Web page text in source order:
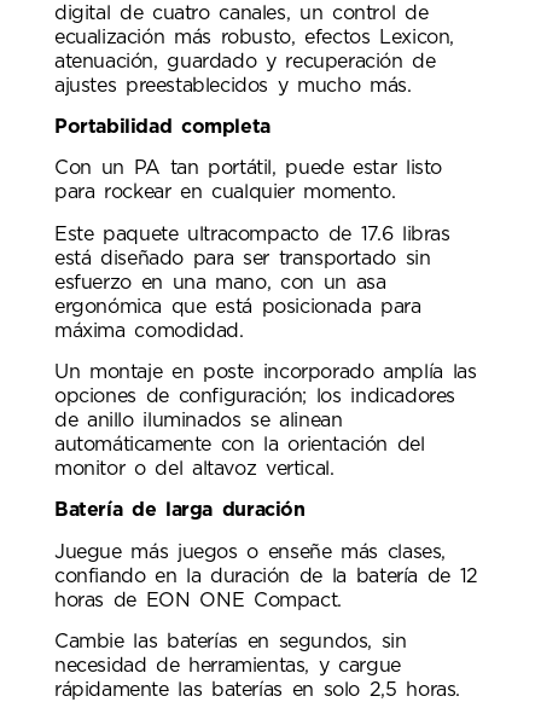
digital de cuatro canales, un control de
ecualización más robusto, efectos Lexicon,
atenuación, guardado y recuperación de
ajustes preestablecidos y mucho más.
Portabilidad completa
Con un PA tan portátil, puede estar listo
para rockear en cualquier momento.
Este paquete ultracompacto de 17.6 libras
está diseñado para ser transportado sin
esfuerzo en una mano, con un asa
ergonómica que está posicionada para
máxima comodidad.
Un montaje en poste incorporado amplía las
opciones de configuración; los indicadores
de anillo iluminados se alinean
automáticamente con la orientación del
monitor o del altavoz vertical.
Batería de larga duración
Juegue más juegos o enseñe más clases,
confiando en la duración de la batería de 12
horas de EON ONE Compact.
Cambie las baterías en segundos, sin
necesidad de herramientas, y cargue
rápidamente las baterías en solo 2,5 horas.